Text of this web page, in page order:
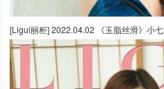
[Ligui丽柜] 2022.04.02 《玉脂丝滑》小七